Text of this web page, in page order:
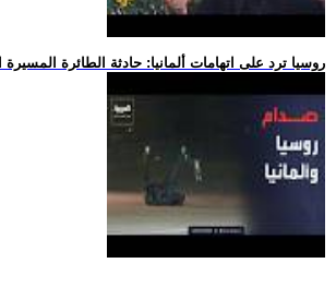
.. روسيا ترد على اتهامات ألمانيا: حادثة الطائرة المسيرة